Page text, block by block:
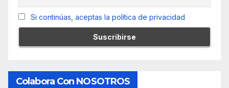
Si continúas, aceptas la política de privacidad
Colabora Con NOSOTROS